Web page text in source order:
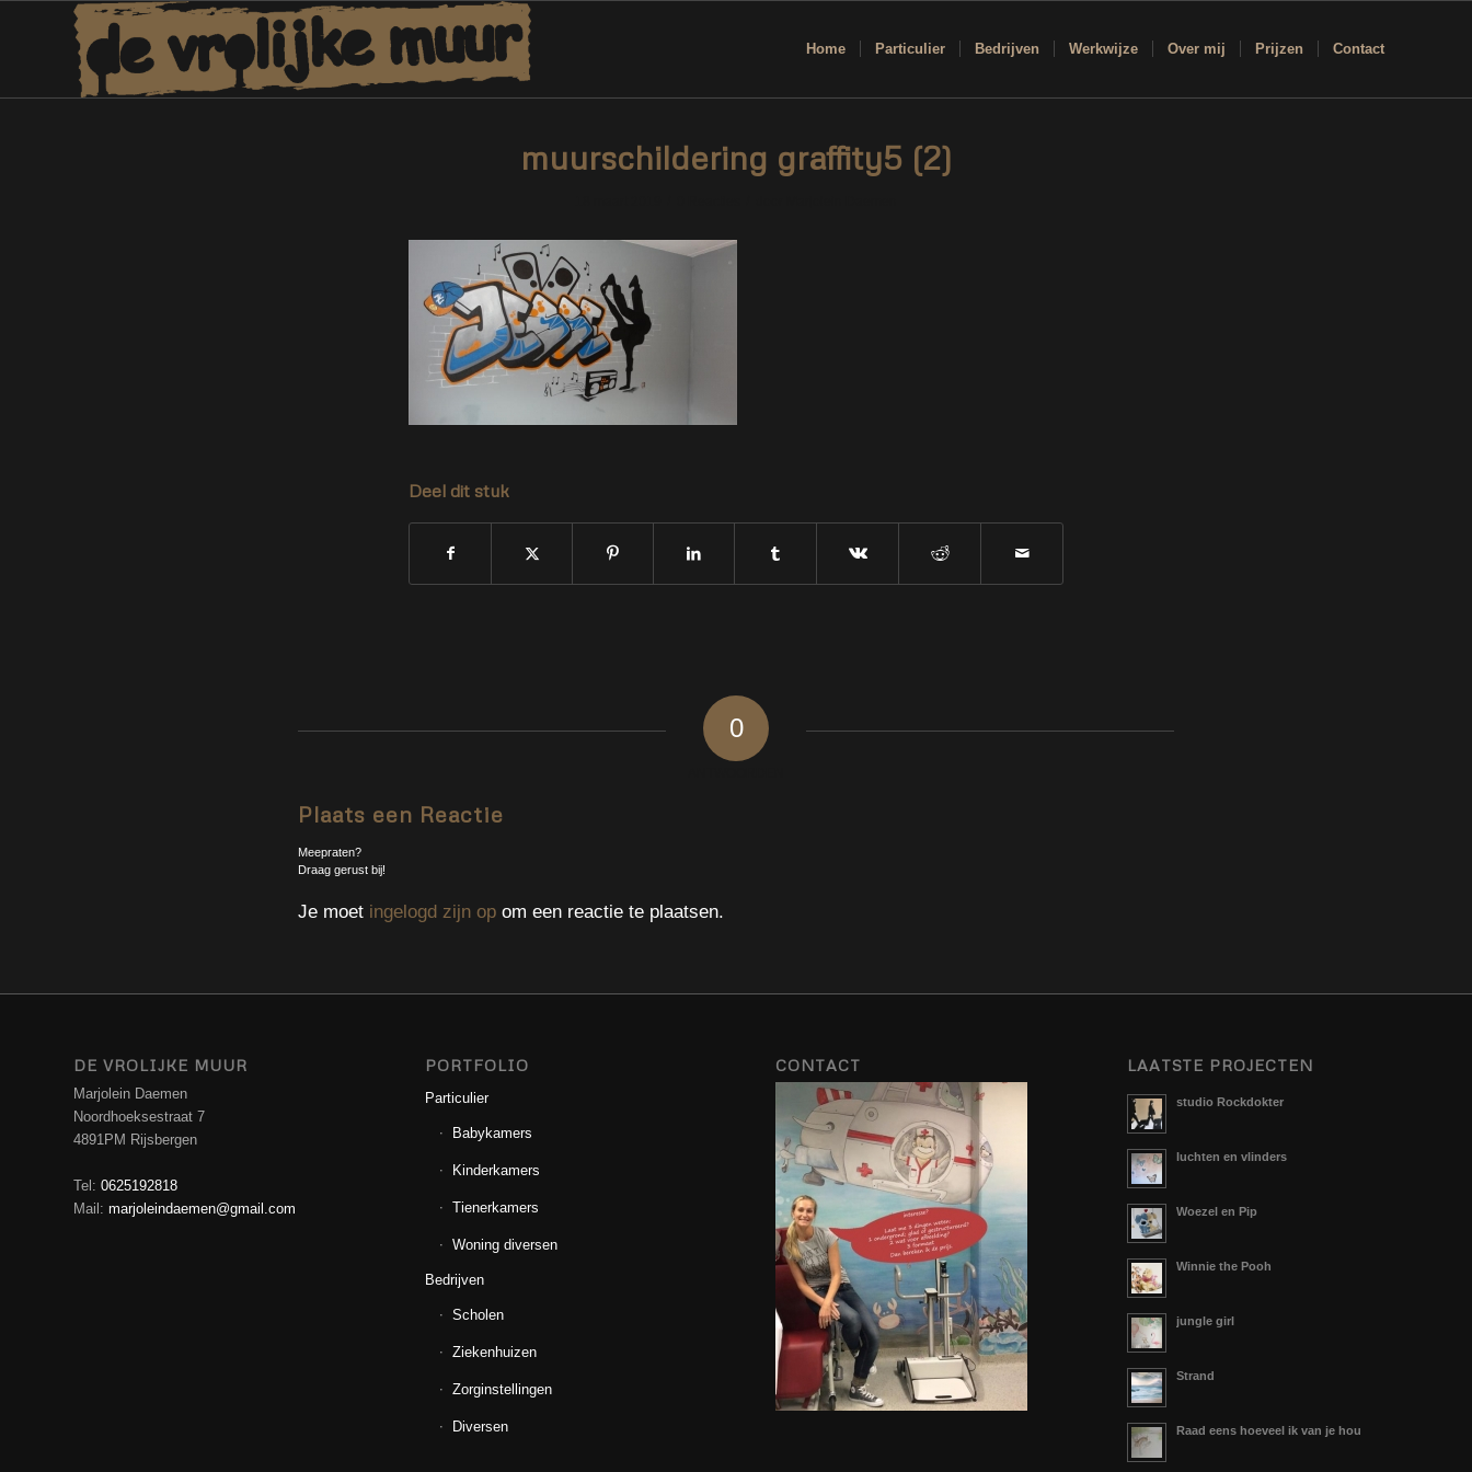
Home Particulier Bedrijven Werkwijze Over mij Prijzen Contact
muurschildering graffity5 (2)
Deel dit stuk
0
Plaats een Reactie
Meepraten?
Draag gerust bij!
Je moet ingelogd zijn op om een reactie te plaatsen.
DE VROLIJKE MUUR
Marjolein Daemen
Noordhoeksestraat 7
4891PM Rijsbergen
Tel: 0625192818
Mail: marjoleindaemen@gmail.com
PORTFOLIO
Particulier
Babykamers
Kinderkamers
Tienerkamers
Woning diversen
Bedrijven
Scholen
Ziekenhuizen
Zorginstellingen
Diversen
CONTACT LAATSTE PROJECTEN
studio Rockdokter
luchten en vlinders
Woezel en Pip
Winnie the Pooh
jungle girl
Strand
Raad eens hoeveel ik van je hou